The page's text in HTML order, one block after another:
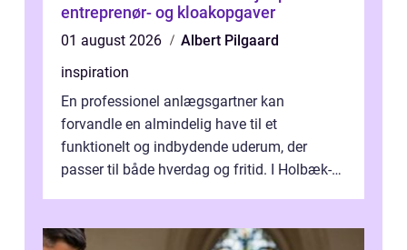
entreprenør- og kloakopgaver
01 august 2026
Albert Pilgaard
inspiration
En professionel anlægsgartner kan
forvandle en almindelig have til et
funktionelt og indbydende uderum, der
passer til både hverdag og fritid. I Holbæk-